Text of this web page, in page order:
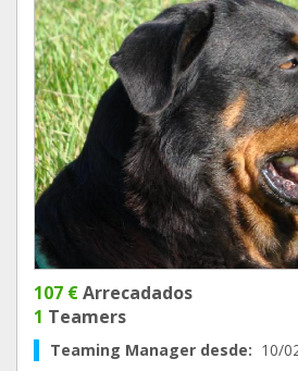
107 €Arrecadados
1 Teamers
Teaming Manager desde: 10/